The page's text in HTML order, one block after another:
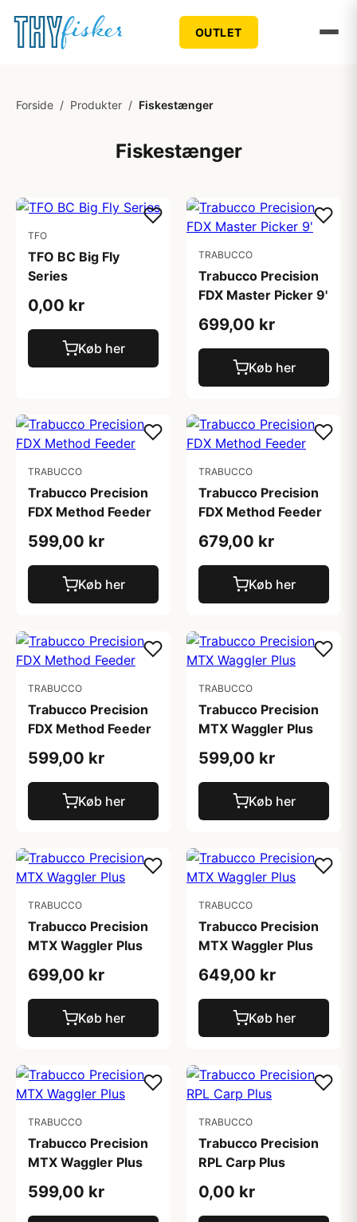
OUTLET
Forside / Produkter / Fiskestænger
Fiskestænger
TFO
TFO BC Big Fly
Series
0,00 kr
Køb her
TRABUCCO
Trabucco Precision
FDX Master Picker 9'
699,00 kr
Køb her
TRABUCCO
Trabucco Precision
FDX Method Feeder
599,00 kr
Køb her
TRABUCCO
Trabucco Precision
FDX Method Feeder
679,00 kr
Køb her
TRABUCCO
Trabucco Precision
FDX Method Feeder
599,00 kr
Køb her
TRABUCCO
Trabucco Precision
MTX Waggler Plus
599,00 kr
Køb her
TRABUCCO
Trabucco Precision
MTX Waggler Plus
699,00 kr
Køb her
TRABUCCO
Trabucco Precision
MTX Waggler Plus
649,00 kr
Køb her
TRABUCCO
Trabucco Precision
MTX Waggler Plus
599,00 kr
TRABUCCO
Trabucco Precision
RPL Carp Plus
0,00 kr